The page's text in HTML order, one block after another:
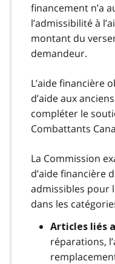
financement n’a
l’admissibilité à
montant du
demandeur.
L’aide financière
d’aide aux
compléter le
Combattants
La Commission
d’aide financière
admissibles pour
dans les
Articles liés
réparations,